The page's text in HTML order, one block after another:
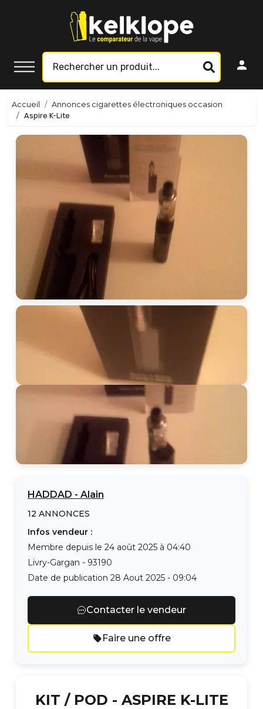
Accueil
Annonces cigarettes électroniques occasion
Aspire K-Lite
HADDAD - Alain
12 ANNONCES
Infos vendeur :
Membre depuis le 24 août 2025 à 04:40
Livry-Gargan - 93190
Date de publication 28 Aout 2025 - 09:04
Contacter le vendeur
Faire une offre
KIT / POD - ASPIRE K-LITE